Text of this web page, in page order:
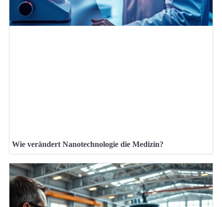
Wie verändert Nanotechnologie die Medizin?